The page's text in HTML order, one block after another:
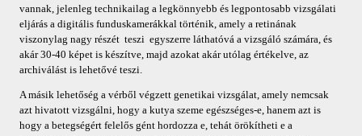
vannak, jelenleg technikailag a legkönnyebb és legpontosabb vizsgálati
eljárás a digitális funduskamerákkal történik, amely a retinának
viszonylag nagy részét teszi egyszerre láthatóvá a vizsgáló számára, és
akár 30-40 képet is készítve, majd azokat akár utólag értékelve, az
archiválást is lehetővé teszi.
A másik lehetőség a vérből végzett genetikai vizsgálat, amely nemcsak
azt hivatott vizsgálni, hogy a kutya szeme egészséges-e, hanem azt is
hogy a betegségért felelős gént hordozza e, tehát örökítheti e a